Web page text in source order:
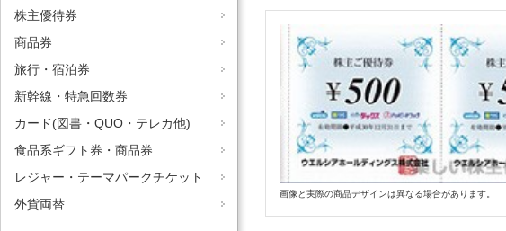
株主優待券
商品券
旅行・宿泊券
新幹線・特急回数券
カード(図書・QUO・テレカ他)
食品系ギフト券・商品券
レジャー・テーマパークチケット
外貨両替
画像と実際の商品デザインは異なる場合があります。